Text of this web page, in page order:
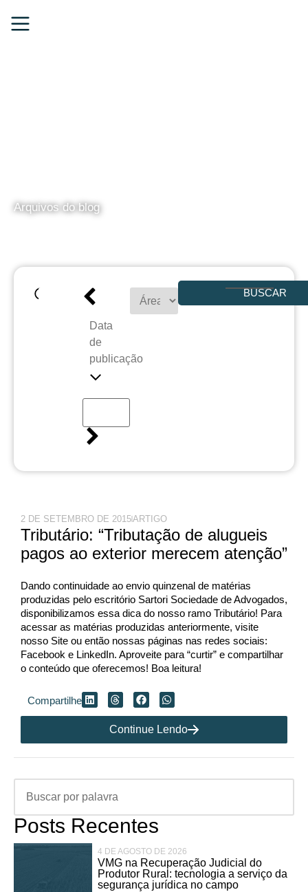
Arquivos do blog
Data
de
publicação
BUSCAR
2 DE SETEMBRO DE 2015ARTIGO
Tributário: “Tributação de alugueis
pagos ao exterior merecem atenção”
Dando continuidade ao envio quinzenal de matérias
produzidas pelo escritório Sartori Sociedade de Advogados,
disponibilizamos essa dica do nosso ramo Tributário! Para
acessar as matérias produzidas anteriormente, visite
nosso Site ou então nossas páginas nas redes sociais:
Facebook e LinkedIn. Aproveite para “curtir” e compartilhar
o conteúdo que oferecemos! Boa leitura!
Compartilhe
Continue Lendo
Posts Recentes
4 DE AGOSTO DE 2026
VMG na Recuperação Judicial do
Produtor Rural: tecnologia a serviço da
segurança jurídica no campo